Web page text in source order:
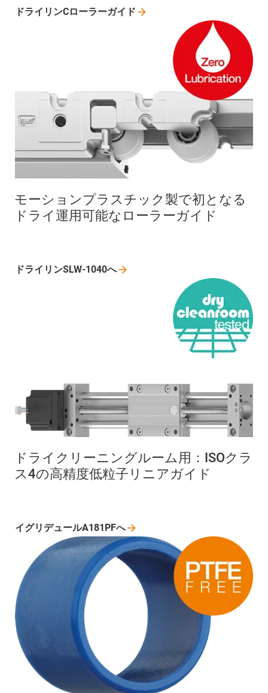
モーションプラスチック製で初となる
ドライ運用可能なローラーガイド
ドライリンCローラーガイド
ドライクリーニングルーム用：ISOクラ
ス4の高精度低粒子リニアガイド
ドライリンSLW-1040へ
イグリデュールA181PFへ